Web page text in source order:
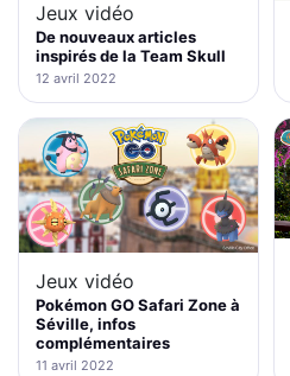
Jeux vidéo
De nouveaux articles
inspirés de la Team Skull
12 avril 2022
Jeux vidéo
Pokémon GO Safari Zone à
Séville, infos
complémentaires
11 avril 2022